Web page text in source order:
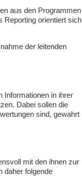
aus den Programmen
Reporting orientiert sich
der leitenden
Informationen in ihrer
Dabei sollen die
sind, gewahrt
mit den ihnen zur
daher folgende